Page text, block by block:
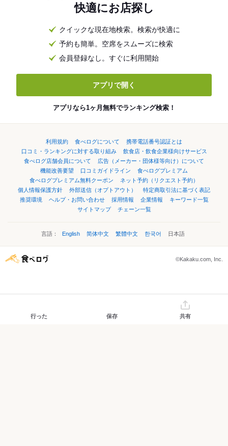
快適にお店探し
クイックな現在地検索。検索が快適に
予約も簡単。空席をスムーズに検索
会員登録なし。すぐに利用開始
アプリで開く
アプリなら1ヶ月無料でランキング検索！
利用規約 食べログについて
携帯電話番号認証とは
口コミ・ランキングに対する取り組み
飲食店・飲食企業様向けサービス
食べログ店舗会員について
広告（メーカー・団体様等向け）について
機能改善要望
口コミガイドライン
食べログプレミアム
食べログプレミアム無料クーポン
ネット予約（リクエスト予約）
個人情報保護方針
外部送信（オプトアウト）
特定商取引法に基づく表記
推奨環境
ヘルプ・お問い合わせ 採用情報 企業情報
キーワード一覧
サイトマップ
チェーン一覧
言語： English 简体中文 繁體中文 한국어 日本語
©Kakaku.com, Inc.
行った 保存 共有